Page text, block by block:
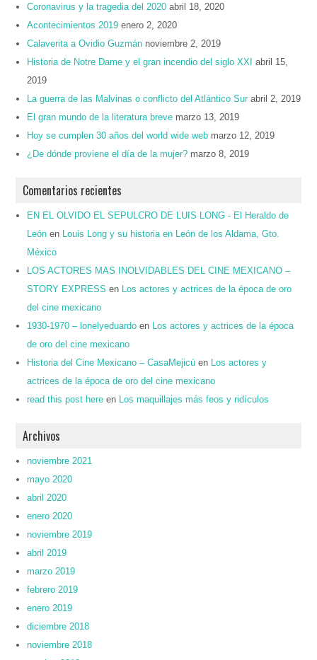
Coronavirus y la tragedia del 2020 abril 18, 2020
Acontecimientos 2019 enero 2, 2020
Calaverita a Ovidio Guzmán noviembre 2, 2019
Historia de Notre Dame y el gran incendio del siglo XXI
abril 15,
2019
La guerra de las Malvinas o conflicto del Atlántico Sur abril 2, 2019
El gran mundo de la literatura breve marzo 13, 2019
Hoy se cumplen 30 años del world wide web marzo 12, 2019
¿De dónde proviene el día de la mujer? marzo 8, 2019
Comentarios recientes
EN EL OLVIDO EL SEPULCRO DE LUIS LONG - El Heraldo de
León en
Louis Long y su historia en León de los Aldama, Gto.
México
LOS ACTORES MAS INOLVIDABLES DEL CINE MEXICANO –
STORY EXPRESS en
Los actores y actrices de la época de oro
del cine mexicano
1930-1970 – lonelyeduardo en
Los actores y actrices de la época
de oro del cine mexicano
Historia del Cine Mexicano – CasaMejicú en
Los actores y
actrices de la época de oro del cine mexicano
read this post here en Los maquillajes más feos y ridículos
Archivos
noviembre 2021
mayo 2020
abril 2020
enero 2020
noviembre 2019
abril 2019
marzo 2019
febrero 2019
enero 2019
diciembre 2018
noviembre 2018